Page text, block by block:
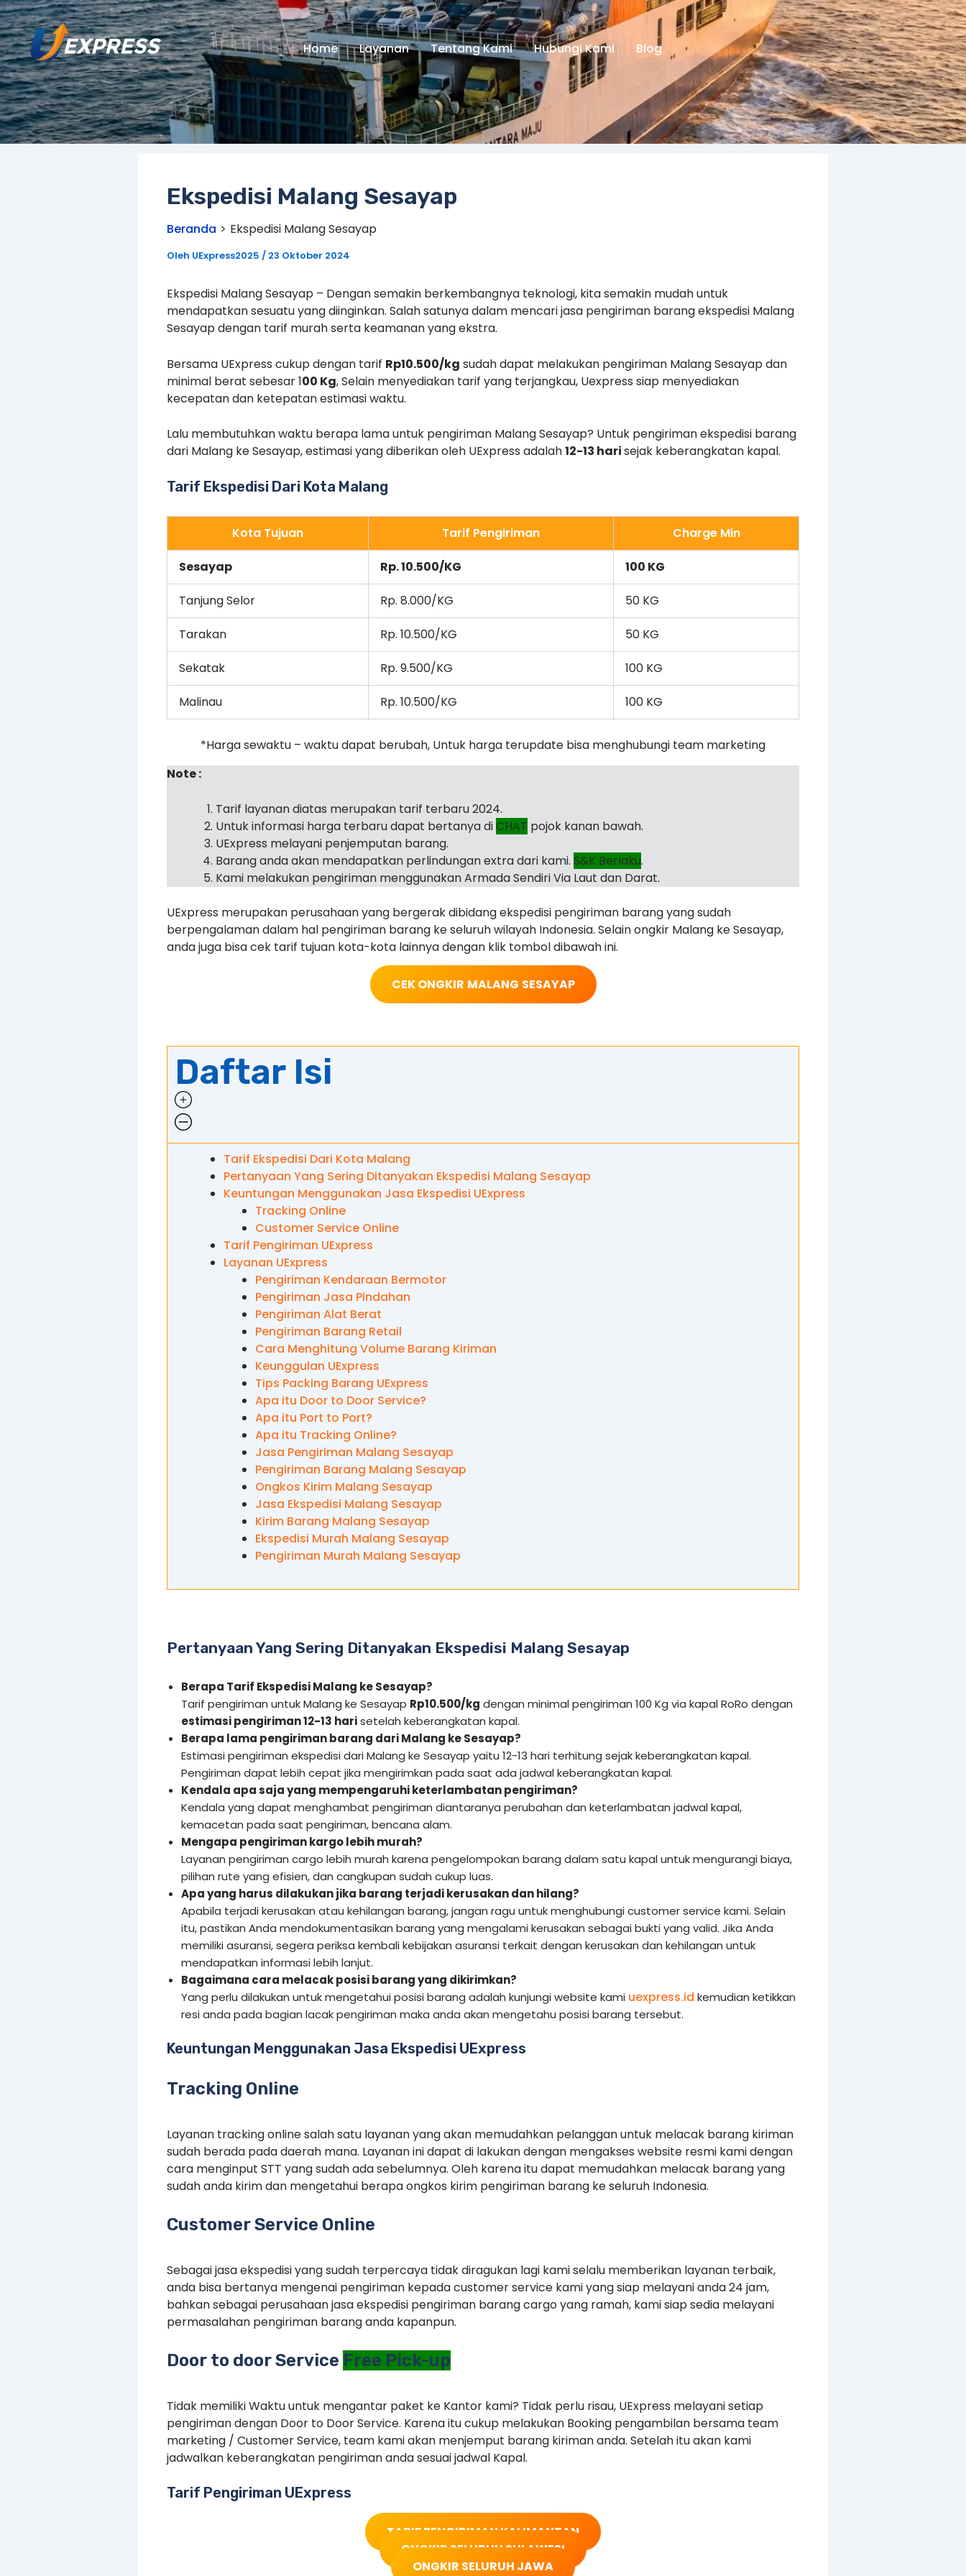
Lewati
ke
konten
Home Layanan Tentang Kami Hubungi Kami Blog
Ekspedisi Malang Sesayap
Beranda Ekspedisi Malang Sesayap
Oleh UExpress2025 / 23 Oktober 2024
Ekspedisi Malang Sesayap – Dengan semakin berkembangnya teknologi, kita semakin mudah untuk
mendapatkan sesuatu yang diinginkan. Salah satunya dalam mencari jasa pengiriman barang ekspedisi Malang
Sesayap dengan tarif murah serta keamanan yang ekstra.
Bersama UExpress cukup dengan tarif Rp10.500/kg sudah dapat melakukan pengiriman Malang Sesayap dan
minimal berat sebesar 100 Kg, Selain menyediakan tarif yang terjangkau, Uexpress siap menyediakan
kecepatan dan ketepatan estimasi waktu.
Lalu membutuhkan waktu berapa lama untuk pengiriman Malang Sesayap? Untuk pengiriman ekspedisi barang
dari Malang ke Sesayap, estimasi yang diberikan oleh UExpress adalah12-13 harisejak keberangkatan kapal.
Tarif Ekspedisi Dari Kota Malang
Kota Tujuan Tarif Pengiriman Charge Min
Sesayap Rp. 10.500/KG 100 KG
Tanjung Selor Rp. 8.000/KG 50 KG
Tarakan Rp. 10.500/KG 50 KG
Sekatak Rp. 9.500/KG 100 KG
Malinau Rp. 10.500/KG 100 KG
*Harga sewaktu – waktu dapat berubah, Untuk harga terupdate bisa menghubungi team marketing
Note :
Tarif layanan diatas merupakan tarif terbaru 2024.
Untuk informasi harga terbaru dapat bertanya diCHAT pojok kanan bawah.
UExpress melayani penjemputan barang.
Barang anda akan mendapatkan perlindungan extra dari kami. S&K Berlaku.
Kami melakukan pengiriman menggunakan Armada Sendiri Via Laut dan Darat.
UExpress merupakan perusahaan yang bergerak dibidang ekspedisi pengiriman barang yang sudah
berpengalaman dalam hal pengiriman barang ke seluruh wilayah Indonesia. Selain ongkir Malang ke Sesayap,
anda juga bisa cek tarif tujuan kota-kota lainnya dengan klik tombol dibawah ini.
CEK ONGKIR MALANG SESAYAP
Daftar Isi
Tarif Ekspedisi Dari Kota Malang
Pertanyaan Yang Sering Ditanyakan Ekspedisi Malang Sesayap
Keuntungan Menggunakan Jasa Ekspedisi UExpress
Tracking Online
Customer Service Online
Tarif Pengiriman UExpress
Layanan UExpress
Pengiriman Kendaraan Bermotor
Pengiriman Jasa Pindahan
Pengiriman Alat Berat
Pengiriman Barang Retail
Cara Menghitung Volume Barang Kiriman
Keunggulan UExpress
Tips Packing Barang UExpress
Apa itu Door to Door Service?
Apa itu Port to Port?
Apa itu Tracking Online?
Jasa Pengiriman Malang Sesayap
Pengiriman Barang Malang Sesayap
Ongkos Kirim Malang Sesayap
Jasa Ekspedisi Malang Sesayap
Kirim Barang Malang Sesayap
Ekspedisi Murah Malang Sesayap
Pengiriman Murah Malang Sesayap
Pertanyaan Yang Sering Ditanyakan Ekspedisi Malang Sesayap
Berapa Tarif Ekspedisi Malang ke Sesayap?
Tarif pengiriman untuk Malang ke Sesayap Rp10.500/kg dengan minimal pengiriman 100 Kg via kapal RoRo dengan
estimasi pengiriman 12-13 harisetelah keberangkatan kapal.
Berapa lama pengiriman barang dari Malang ke Sesayap?
Estimasi pengiriman ekspedisi dari Malang ke Sesayap yaitu 12-13 hari terhitung sejak keberangkatan kapal.
Pengiriman dapat lebih cepat jika mengirimkan pada saat ada jadwal keberangkatan kapal.
Kendala apa saja yang mempengaruhi keterlambatan pengiriman?
Kendala yang dapat menghambat pengiriman diantaranya perubahan dan keterlambatan jadwal kapal,
kemacetan pada saat pengiriman, bencana alam.
Mengapa pengiriman kargo lebih murah?
Layanan pengiriman cargo lebih murah karena pengelompokan barang dalam satu kapal untuk mengurangi biaya,
pilihan rute yang efisien, dan cangkupan sudah cukup luas.
Apa yang harus dilakukan jika barang terjadi kerusakan dan hilang?
Apabila terjadi kerusakan atau kehilangan barang, jangan ragu untuk menghubungi customer service kami. Selain
itu, pastikan Anda mendokumentasikan barang yang mengalami kerusakan sebagai bukti yang valid. Jika Anda
memiliki asuransi, segera periksa kembali kebijakan asuransi terkait dengan kerusakan dan kehilangan untuk
mendapatkan informasi lebih lanjut.
Bagaimana cara melacak posisi barang yang dikirimkan?
Yang perlu dilakukan untuk mengetahui posisi barang adalah kunjungi website kami uexpress.id kemudian ketikkan
resi anda pada bagian lacak pengiriman maka anda akan mengetahu posisi barang tersebut.
Keuntungan Menggunakan Jasa Ekspedisi UExpress
Tracking Online
Layanan tracking online salah satu layanan yang akan memudahkan pelanggan untuk melacak barang kiriman
sudah berada pada daerah mana. Layanan ini dapat di lakukan dengan mengakses website resmi kami dengan
cara menginput STT yang sudah ada sebelumnya. Oleh karena itu dapat memudahkan melacak barang yang
sudah anda kirim dan mengetahui berapa ongkos kirim pengiriman barang ke seluruh Indonesia.
Customer Service Online
Sebagai jasa ekspedisi yang sudah terpercaya tidak diragukan lagi kami selalu memberikan layanan terbaik,
anda bisa bertanya mengenai pengiriman kepada customer service kami yang siap melayani anda 24 jam,
bahkan sebagai perusahaan jasa ekspedisi pengiriman barang cargo yang ramah, kami siap sedia melayani
permasalahan pengiriman barang anda kapanpun.
Door to door Service Free Pick-up
Tidak memiliki Waktu untuk mengantar paket ke Kantor kami? Tidak perlu risau, UExpress melayani setiap
pengiriman dengan Door to Door Service. Karena itu cukup melakukan Booking pengambilan bersama team
marketing / Customer Service, team kami akan menjemput barang kiriman anda. Setelah itu akan kami
jadwalkan keberangkatan pengiriman anda sesuai jadwal Kapal.
Tarif Pengiriman UExpress
TARIF PENGIRIMAN KALIMANTAN
ONGKIR SELURUH SULAWESI
ONGKIR SELURUH JAWA